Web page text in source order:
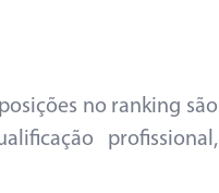
no ranking são
profissional,